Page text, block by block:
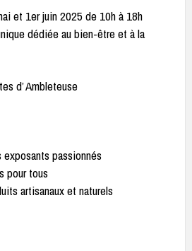
et 1er juin 2025 de 10h à 18h
dédiée au bien-être et à la
d’ Ambleteuse
passionnés
pour tous
artisanaux et naturels